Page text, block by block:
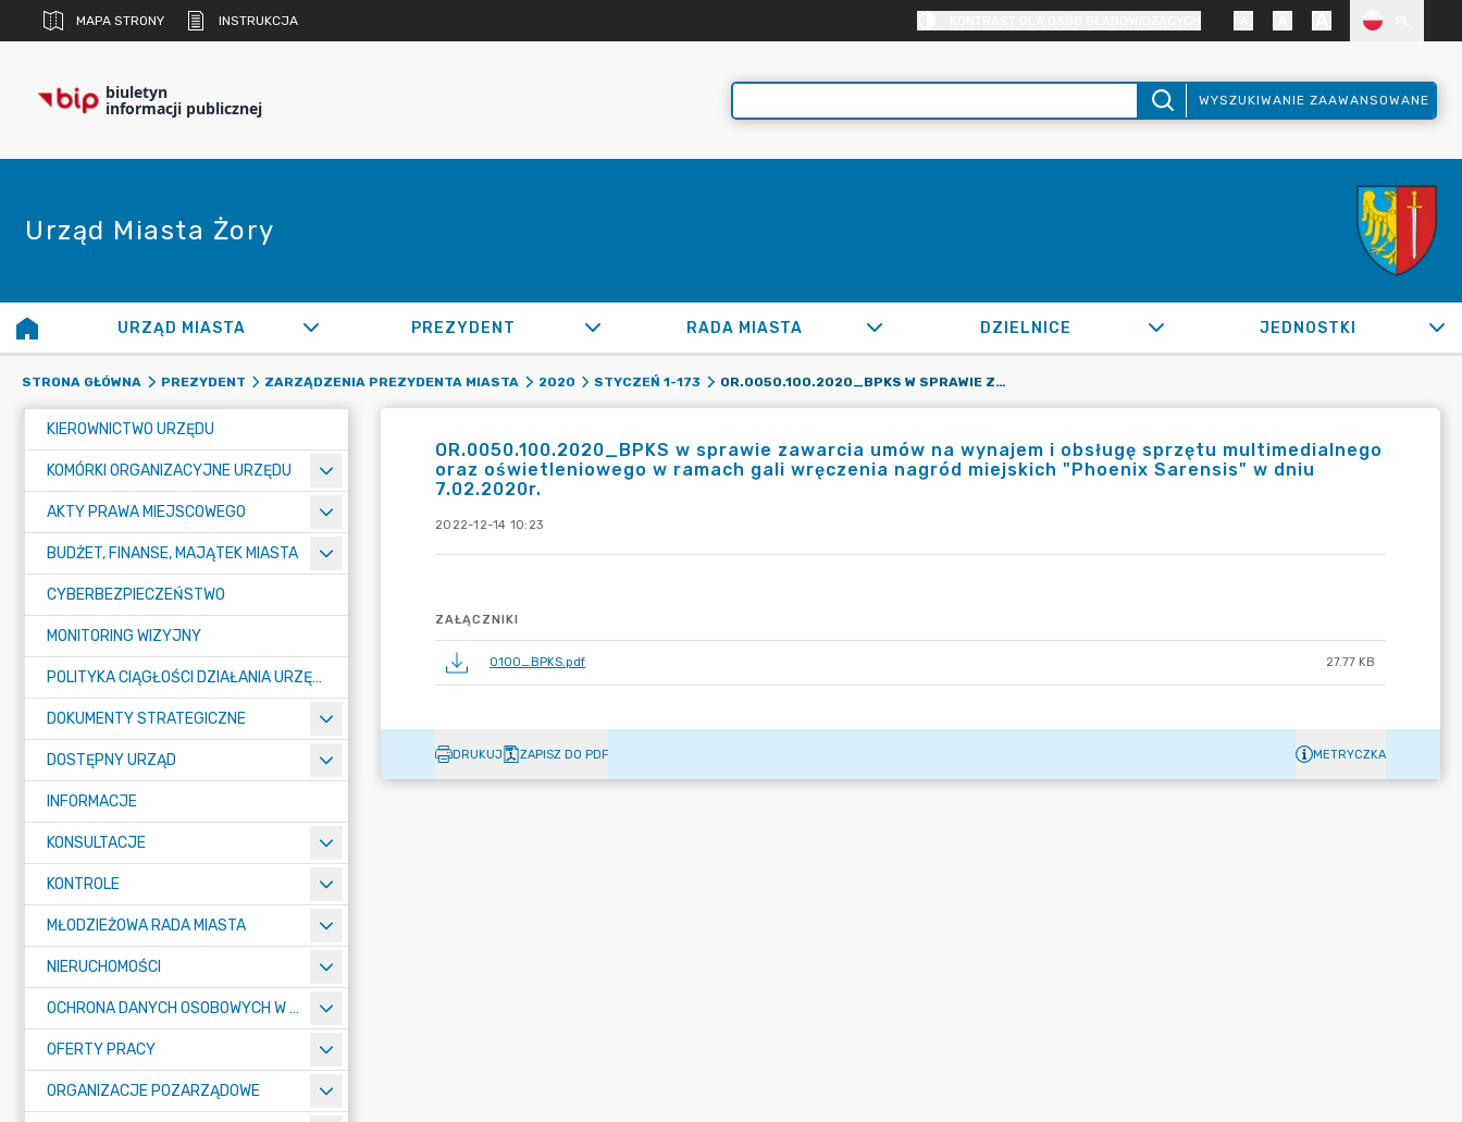
MAPA STRONY INSTRUKCJA
biuletyn
informacji publicznej WYSZUKIWANIE ZAAWANSOWANE
Urząd Miasta Żory
URZĄD MIASTA PREZYDENT RADA MIASTA DZIELNICE JEDNOSTKI
STRONA GŁÓWNA PREZYDENT ZARZĄDZENIA PREZYDENTA MIASTA 2020 STYCZEŃ 1-173 OR.0050.100.2020_BPKS W SPRAWIE ZAWARCIA UMÓW NA WYNAJEM I OBSŁUGĘ SPRZĘTU MULTIMEDIALNEGO ORAZ OŚWIETLENIOWEGO W RAMACH GALI WRĘCZENIA NAGRÓD MIEJSKICH "PHOENIX SARENSIS" W DNIU 7.02.2020R.
KIEROWNICTWO URZĘDU
KOMÓRKI ORGANIZACYJNE URZĘDU
AKTY PRAWA MIEJSCOWEGO
BUDŻET, FINANSE, MAJĄTEK MIASTA
CYBERBEZPIECZEŃSTWO
MONITORING WIZYJNY
POLITYKA CIĄGŁOŚCI DZIAŁANIA URZĘDU MIASTA ŻORY
DOKUMENTY STRATEGICZNE
DOSTĘPNY URZĄD
INFORMACJE
KONSULTACJE
KONTROLE
MŁODZIEŻOWA RADA MIASTA
NIERUCHOMOŚCI
OCHRONA DANYCH OSOBOWYCH W URZĘDZIE MIASTA ŻORY - RODO
OFERTY PRACY
ORGANIZACJE POZARZĄDOWE
OR.0050.100.2020_BPKS w sprawie zawarcia umów na wynajem i obsługę sprzętu multimedialnego
oraz oświetleniowego w ramach gali wręczenia nagród miejskich "Phoenix Sarensis" w dniu
7.02.2020r.
2022-12-14 10:23
ZAŁĄCZNIKI
0100_BPKS.pdf 27.77 KB
DRUKUJ ZAPISZ DO PDF METRYCZKA